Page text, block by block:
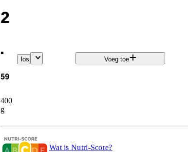
2
.
59
400
g
los Voeg toe
Wat is Nutri-Score?